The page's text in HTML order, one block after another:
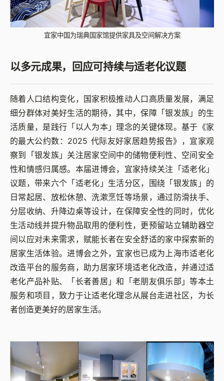
宜家中国为瑞典国家馆提供家具及空间解决方案
以多元成果，回应可持续与适老化议题
随着人口结构变化，国家积极推动人口高质量发展，满足
细分群体对美好生活的期待，其中，保障「银发族」的生
活质量，是践行「以人为本」理念的关键体现。基于《家
的最大公约数：2025 代际友好家居趋势报告》，宜家观
察到「银发族」关注居家空间中的储物便利性、空间安全
性和情感归属感。本届进博会，宜家持续关注「适老化」
议题，带来六个「适老化」生活分区，围绕「银发族」的
日常起居、放松休憩、洗漱烹饪等场景，通过防滑扶手、
分层收纳、升降边桌等设计，在保障安全性的同时，优化
生活动线并提升物品取用的便利性，更预留站立辅助器空
间以应对未来需求，赋能长者在安全舒适的家中探索新的
居家生活体验。进博会之外，宜家也已成为上海市适老化
改造平台的服务商，助力居家环境适老化改造，并通过适
老化产品补贴、「长者善居」和「老朋友俱乐部」等本土
服务和项目，致力于让适老化理念从展台走进社区，为长
者创造更美好的居家生活。